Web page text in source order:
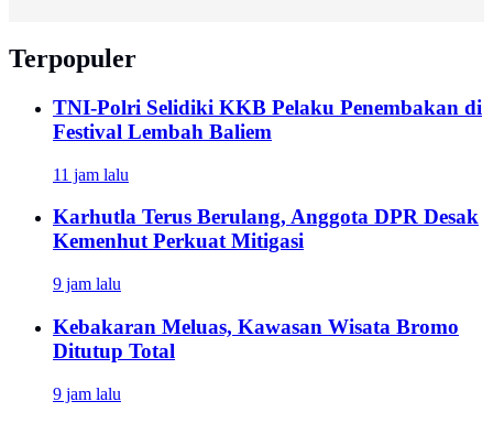
Terpopuler
TNI-Polri Selidiki KKB Pelaku Penembakan di
Festival Lembah Baliem
11 jam lalu
Karhutla Terus Berulang, Anggota DPR Desak
Kemenhut Perkuat Mitigasi
9 jam lalu
Kebakaran Meluas, Kawasan Wisata Bromo
Ditutup Total
9 jam lalu